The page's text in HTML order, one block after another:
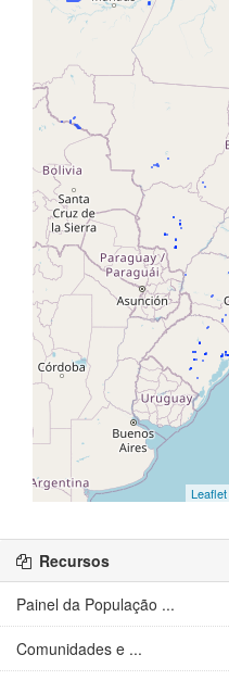
Recursos
Painel da População ...
Comunidades e ...